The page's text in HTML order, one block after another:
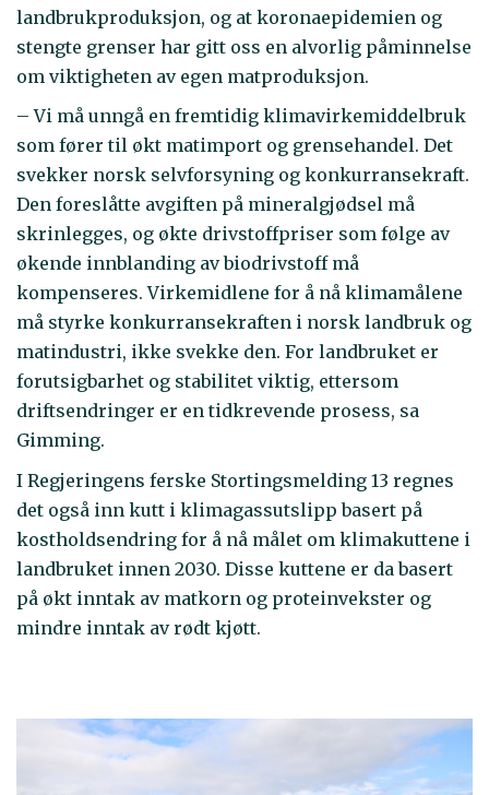
landbrukproduksjon, og at koronaepidemien og
stengte grenser har gitt oss en alvorlig påminnelse
om viktigheten av egen matproduksjon.
– Vi må unngå en fremtidig klimavirkemiddelbruk
som fører til økt matimport og grensehandel. Det
svekker norsk selvforsyning og konkurransekraft.
Den foreslåtte avgiften på mineralgjødsel må
skrinlegges, og økte drivstoffpriser som følge av
økende innblanding av biodrivstoff må
kompenseres. Virkemidlene for å nå klimamålene
må styrke konkurransekraften i norsk landbruk og
matindustri, ikke svekke den. For landbruket er
forutsigbarhet og stabilitet viktig, ettersom
driftsendringer er en tidkrevende prosess, sa
Gimming.
I Regjeringens ferske Stortingsmelding 13 regnes
det også inn kutt i klimagassutslipp basert på
kostholdsendring for å nå målet om klimakuttene i
landbruket innen 2030. Disse kuttene er da basert
på økt inntak av matkorn og proteinvekster og
mindre inntak av rødt kjøtt.